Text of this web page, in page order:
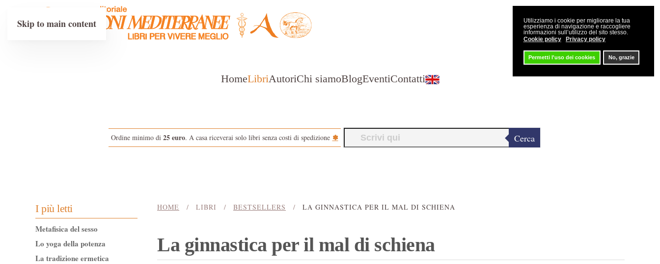
Utilizziamo i cookie per migliorare la tua
esperienza di navigazione e raccogliere
informazioni sull’utilizzo del sito stesso.
Cookie policy
Privacy policy
Permetti l'uso dei cookies No, grazie
Skip to main content
HomeLibriAutoriChi siamoBlogEventiContatti
Ordine minimo di 25 euro. A casa riceverai solo libri senza costi di spedizione ✽ Cerca
HOME LIBRI BESTSELLERS LA GINNASTICA PER IL MAL DI SCHIENA
La ginnastica per il mal di schiena
I più letti
Metafisica del sesso
Lo yoga della potenza
La tradizione ermetica